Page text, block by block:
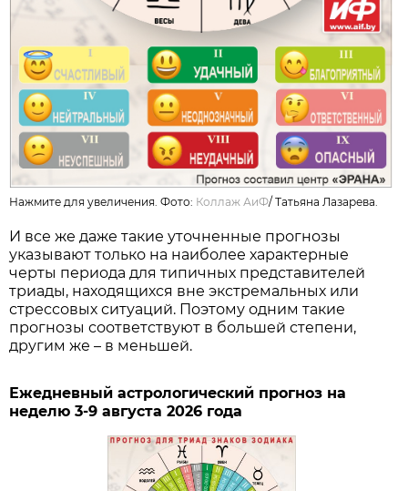
Нажмите для увеличения. Фото: Коллаж АиФ/Татьяна Лазарева.
И все же даже такие уточненные прогнозы
указывают только на наиболее характерные
черты периода для типичных представителей
триады, находящихся вне экстремальных или
стрессовых ситуаций. Поэтому одним такие
прогнозы соответствуют в большей степени,
другим же – в меньшей.
Ежедневный астрологический прогноз на
неделю 3-9 августа 2026 года